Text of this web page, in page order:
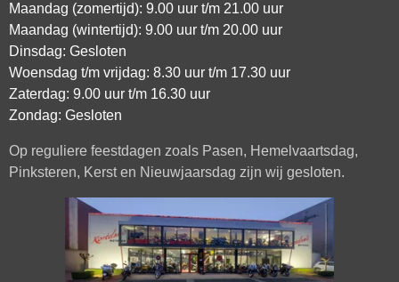
Maandag (zomertijd): 9.00 uur t/m 21.00 uur
Maandag (wintertijd): 9.00 uur t/m 20.00 uur
Dinsdag: Gesloten
Woensdag t/m vrijdag: 8.30 uur t/m 17.30 uur
Zaterdag: 9.00 uur t/m 16.30 uur
Zondag: Gesloten
Op reguliere feestdagen zoals Pasen, Hemelvaartsdag,
Pinksteren, Kerst en Nieuwjaarsdag zijn wij gesloten.